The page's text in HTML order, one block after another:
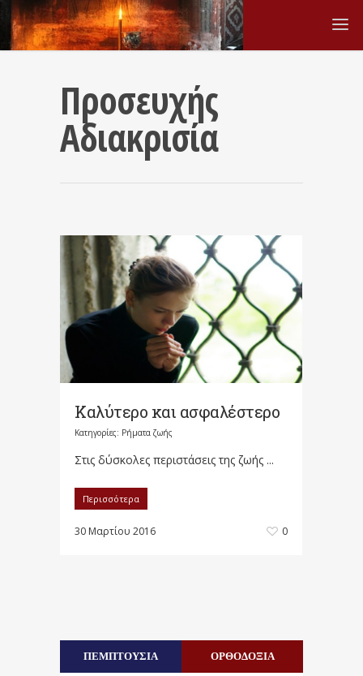
Προσευχής
Αδιακρισία
Καλύτερο και ασφαλέστερο
Κατηγορίες: Ρήματα ζωής
Στις δύσκολες περιστάσεις της ζωής ...
Περισσότερα
30 Μαρτίου 2016 0
ΠΕΜΠΤΟΥΣΙΑ ΟΡΘΟΔΟΞΙΑ